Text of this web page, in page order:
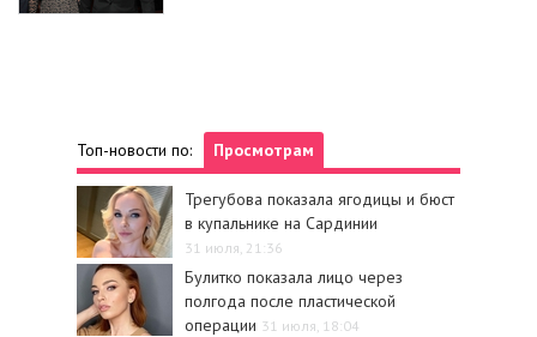
Топ-новости по: Просмотрам
Трегубова показала ягодицы и бюст
в купальнике на Сардинии
31 июля, 21:36
Булитко показала лицо через
полгода после пластической
операции 31 июля, 18:04